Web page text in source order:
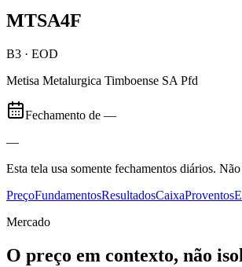
MTSA4F
B3 · EOD
Metisa Metalurgica Timboense SA Pfd
Fechamento de —
—
Esta tela usa somente fechamentos diários.
PreçoFundamentosResultadosCaixaProventos
Mercado
O preço em contexto, não